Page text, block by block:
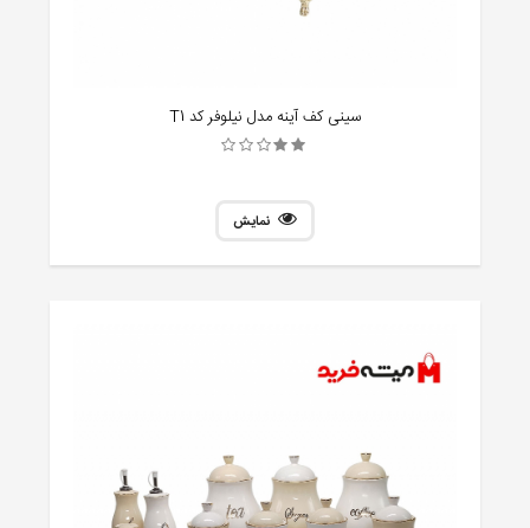
سینی کف آینه مدل نیلوفر کد T1
نمایش